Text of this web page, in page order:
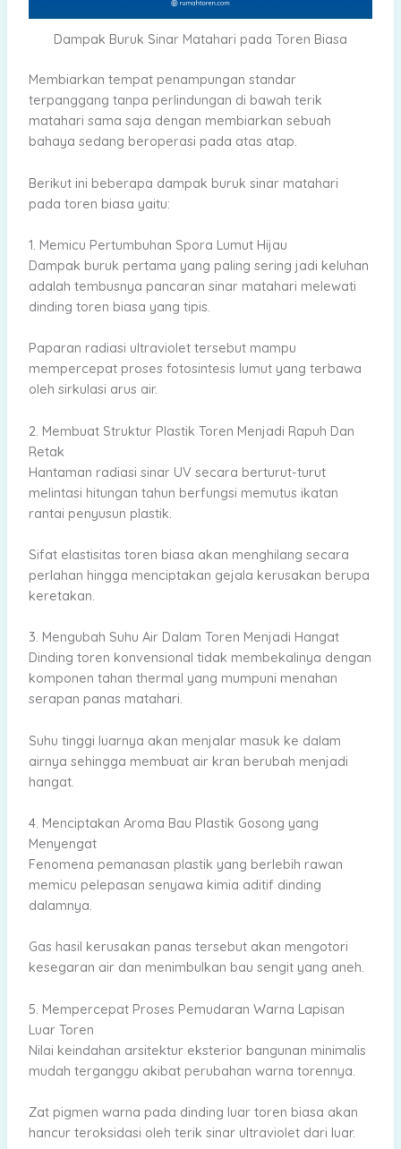
Dampak Buruk Sinar Matahari pada Toren Biasa
Membiarkan tempat penampungan standar
terpanggang tanpa perlindungan di bawah terik
matahari sama saja dengan membiarkan sebuah
bahaya sedang beroperasi pada atas atap.
Berikut ini beberapa dampak buruk sinar matahari
pada toren biasa yaitu:
1. Memicu Pertumbuhan Spora Lumut Hijau
Dampak buruk pertama yang paling sering jadi keluhan
adalah tembusnya pancaran sinar matahari melewati
dinding toren biasa yang tipis.
Paparan radiasi ultraviolet tersebut mampu
mempercepat proses fotosintesis lumut yang terbawa
oleh sirkulasi arus air.
2. Membuat Struktur Plastik Toren Menjadi Rapuh Dan
Retak
Hantaman radiasi sinar UV secara berturut-turut
melintasi hitungan tahun berfungsi memutus ikatan
rantai penyusun plastik.
Sifat elastisitas toren biasa akan menghilang secara
perlahan hingga menciptakan gejala kerusakan berupa
keretakan.
3. Mengubah Suhu Air Dalam Toren Menjadi Hangat
Dinding toren konvensional tidak membekalinya dengan
komponen tahan thermal yang mumpuni menahan
serapan panas matahari.
Suhu tinggi luarnya akan menjalar masuk ke dalam
airnya sehingga membuat air kran berubah menjadi
hangat.
4. Menciptakan Aroma Bau Plastik Gosong yang
Menyengat
Fenomena pemanasan plastik yang berlebih rawan
memicu pelepasan senyawa kimia aditif dinding
dalamnya.
Gas hasil kerusakan panas tersebut akan mengotori
kesegaran air dan menimbulkan bau sengit yang aneh.
5. Mempercepat Proses Pemudaran Warna Lapisan
Luar Toren
Nilai keindahan arsitektur eksterior bangunan minimalis
mudah terganggu akibat perubahan warna torennya.
Zat pigmen warna pada dinding luar toren biasa akan
hancur teroksidasi oleh terik sinar ultraviolet dari luar.